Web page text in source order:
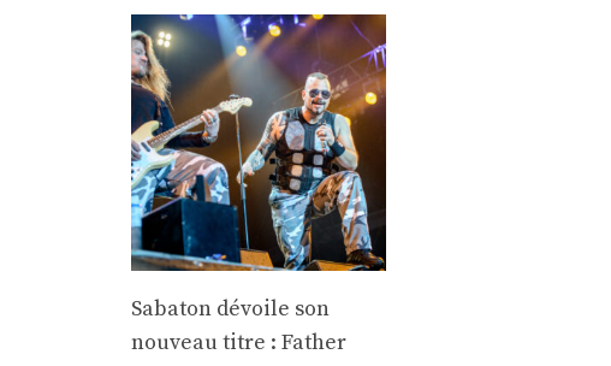
Sabaton dévoile son
nouveau titre : Father